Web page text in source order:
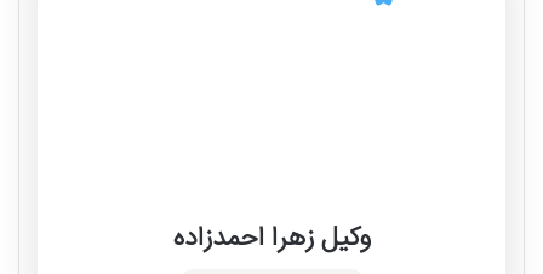
وکیل زهرا احمدزاده